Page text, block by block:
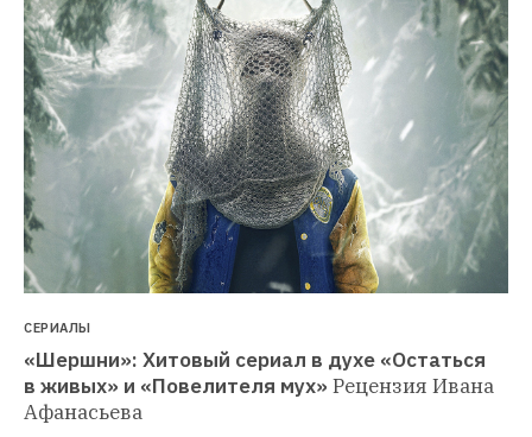
СЕРИАЛЫ
«Шершни»: Хитовый сериал в духе «Остаться
в живых» и «Повелителя мух» Рецензия Ивана
Афанасьева